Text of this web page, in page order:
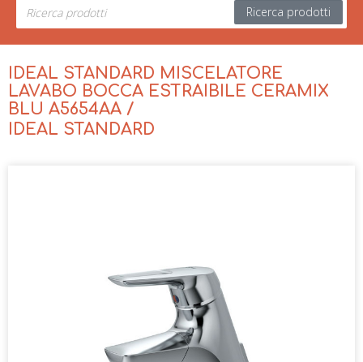
Ricerca prodotti
IDEAL STANDARD MISCELATORE
LAVABO BOCCA ESTRAIBILE CERAMIX
BLU A5654AA /
IDEAL STANDARD